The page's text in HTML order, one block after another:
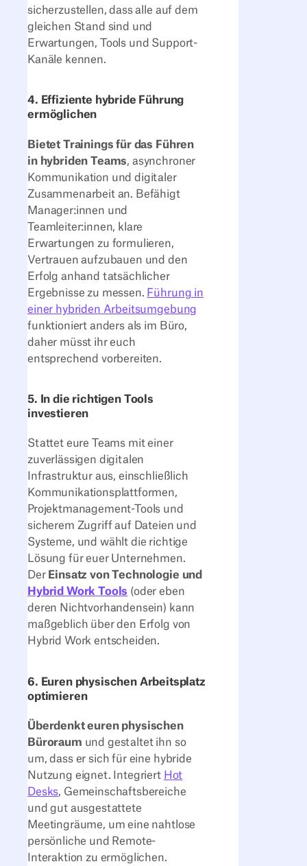
sicherzustellen, dass alle auf dem
gleichen Stand sind und
Erwartungen, Tools und Support-
Kanäle kennen.
4. Effiziente hybride Führung
ermöglichen
Bietet Trainings für das Führen
in hybriden Teams, asynchroner
Kommunikation und digitaler
Zusammenarbeit an. Befähigt
Manager:innen und
Teamleiter:innen, klare
Erwartungen zu formulieren,
Vertrauen aufzubauen und den
Erfolg anhand tatsächlicher
Ergebnisse zu messen. Führung in
einer hybriden Arbeitsumgebung
funktioniert anders als im Büro,
daher müsst ihr euch
entsprechend vorbereiten.
5. In die richtigen Tools
investieren
Stattet eure Teams mit einer
zuverlässigen digitalen
Infrastruktur aus, einschließlich
Kommunikationsplattformen,
Projektmanagement-Tools und
sicherem Zugriff auf Dateien und
Systeme, und wählt die richtige
Lösung für euer Unternehmen.
Der Einsatz von Technologie und
Hybrid Work Tools (oder eben
deren Nichtvorhandensein) kann
maßgeblich über den Erfolg von
Hybrid Work entscheiden.
6. Euren physischen Arbeitsplatz
optimieren
Überdenkt euren physischen
Büroraum und gestaltet ihn so
um, dass er sich für eine hybride
Nutzung eignet. Integriert Hot
Desks, Gemeinschaftsbereiche
und gut ausgestattete
Meetingräume, um eine nahtlose
persönliche und Remote-
Interaktion zu ermöglichen.